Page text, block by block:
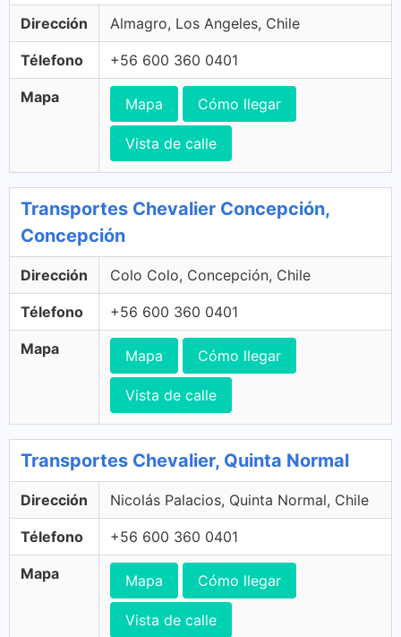
Dirección Almagro, Los Angeles, Chile
Télefono +56 600 360 0401
Mapa Mapa Cómo llegar
Vista de calle
Transportes Chevalier Concepción,
Concepción
Dirección Colo Colo, Concepción, Chile
Télefono +56 600 360 0401
Mapa Mapa Cómo llegar
Vista de calle
Transportes Chevalier, Quinta Normal
Dirección Nicolás Palacios, Quinta Normal, Chile
Télefono +56 600 360 0401
Mapa Mapa Cómo llegar
Vista de calle